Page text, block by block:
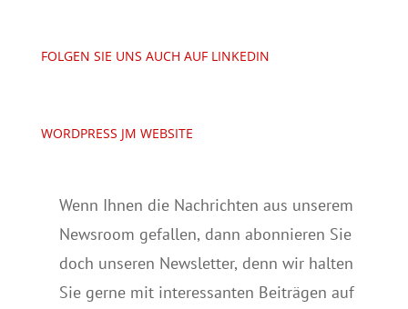
FOLGEN SIE UNS AUCH AUF LINKEDIN
WORDPRESS JM WEBSITE
Wenn Ihnen die Nachrichten aus unserem
Newsroom gefallen, dann abonnieren Sie
doch unseren Newsletter, denn wir halten
Sie gerne mit interessanten Beiträgen auf